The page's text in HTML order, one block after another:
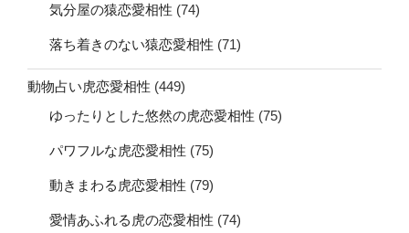
気分屋の猿恋愛相性 (74)
落ち着きのない猿恋愛相性 (71)
動物占い虎恋愛相性 (449)
ゆったりとした悠然の虎恋愛相性 (75)
パワフルな虎恋愛相性 (75)
動きまわる虎恋愛相性 (79)
愛情あふれる虎の恋愛相性 (74)